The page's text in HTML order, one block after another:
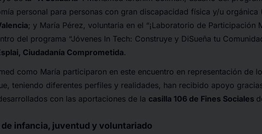
personal para personas con gran discapacidad física y/u orgánica
; y María Pérez, voluntaria en el “¡Laboratorio de Participación
del programa “Jóvenes In Tech: Construye y DiSueña tu
Ciudadanía Comprometida.
como María participaron en este encuentro en representación de
teniendo diferentes perfiles y realidades, han recibido apoyo
con las aportaciones de la casilla 106 de Fines Sociales
infancia, juventud y voluntariado